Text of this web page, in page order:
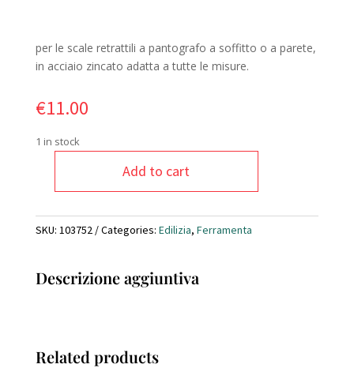
per le scale retrattili a pantografo a soffitto o a parete,
in acciaio zincato adatta a tutte le misure.
€11.00
1 in stock
PER
SCALA
PANTOGRAFO
zincata
Add to cart
SKU: 103752 Categories: Edilizia, Ferramenta
Descrizione aggiuntiva
Related products